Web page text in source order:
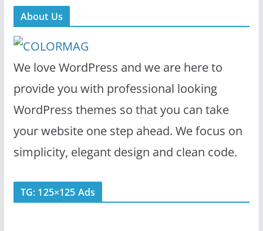
About Us
We love WordPress and we are here to
provide you with professional looking
WordPress themes so that you can take
your website one step ahead. We focus on
simplicity, elegant design and clean code.
TG: 125×125 Ads